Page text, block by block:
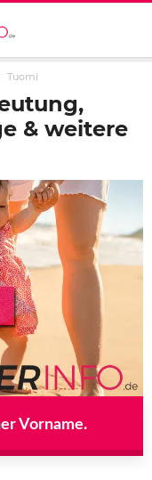
Tuomi
& weitere
Vorname.